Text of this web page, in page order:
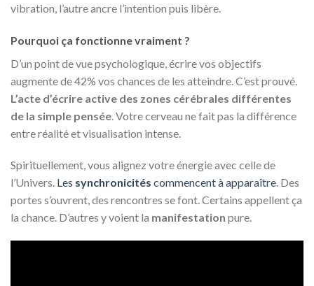
vibration, l’autre ancre l’intention puis libère.
Pourquoi ça fonctionne vraiment ?
D’un point de vue psychologique, écrire vos objectifs
augmente de 42% vos chances de les atteindre. C’est prouvé.
L’acte d’écrire active des zones cérébrales différentes
de la simple pensée . Votre cerveau ne fait pas la différence
entre réalité et visualisation intense.
Spirituellement, vous alignez votre énergie avec celle de
l’Univers. Les synchronicités commencent à apparaître. Des
portes s’ouvrent, des rencontres se font. Certains appellent ça
la chance. D’autres y voient la manifestation pure.